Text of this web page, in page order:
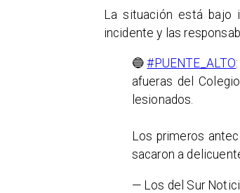
La situación está bajo
incidente y las
🔵#PUENTE_ALTO
afueras del
lesionados.
Los primeros
sacaron a
— Los del Sur